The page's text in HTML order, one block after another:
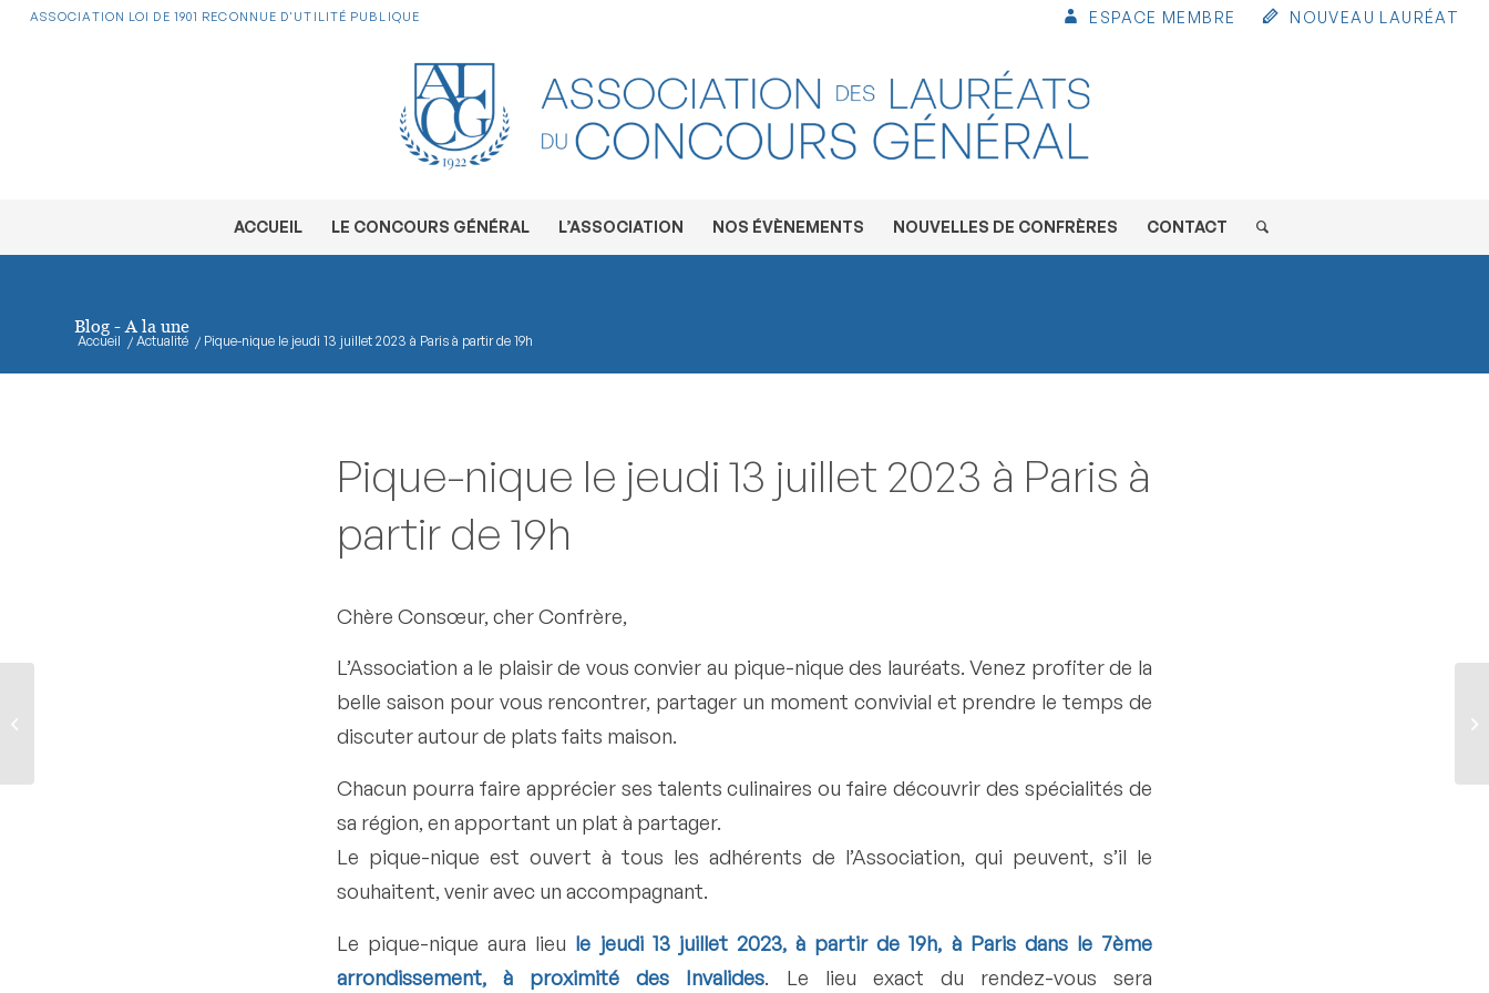
ESPACE MEMBRE NOUVEAU LAURÉAT
ASSOCIATION LOI DE 1901 RECONNUE D'UTILITÉ PUBLIQUE
ACCUEIL LE CONCOURS GÉNÉRAL L’ASSOCIATION NOS ÉVÈNEMENTS NOUVELLES DE CONFRÈRES CONTACT
Blog - A la une
Accueil / Actualité / Pique-nique le jeudi 13 juillet 2023 à Paris à partir de 19h
Pique-nique le jeudi 13 juillet 2023 à Paris à
partir de 19h
Chère Consœur, cher Confrère,
L’Association a le plaisir de vous convier au pique-nique des lauréats. Venez profiter de la
belle saison pour vous rencontrer, partager un moment convivial et prendre le temps de
discuter autour de plats faits maison.
Chacun pourra faire apprécier ses talents culinaires ou faire découvrir des spécialités de
sa région, en apportant un plat à partager.
Le pique-nique est ouvert à tous les adhérents de l’Association, qui peuvent, s’il le
souhaitent, venir avec un accompagnant.
Le pique-nique aura lieu le jeudi 13 juillet 2023, à partir de 19h, à Paris dans le 7ème
arrondissement, à proximité des Invalides . Le lieu exact du rendez-vous sera
à